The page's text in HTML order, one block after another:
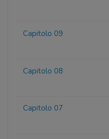
Capitolo 09
Capitolo 08
Capitolo 07